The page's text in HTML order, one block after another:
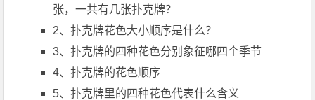
张，一共有几张扑克牌？
2、扑克牌花色大小顺序是什么？
3、扑克牌的四种花色分别象征哪四个季节
4、扑克牌的花色顺序
5、扑克牌里的四种花色代表什么含义